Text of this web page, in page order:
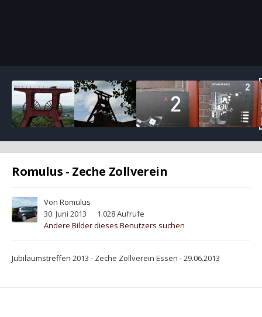
Romulus - Zeche Zollverein
Von Romulus
30. Juni 2013
1.028 Aufrufe
Andere Bilder dieses Benutzers suchen
Jubiläumstreffen 2013 - Zeche Zollverein Essen - 29.06.2013